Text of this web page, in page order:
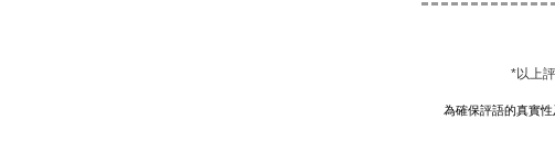
*以上
為確保評語的真實